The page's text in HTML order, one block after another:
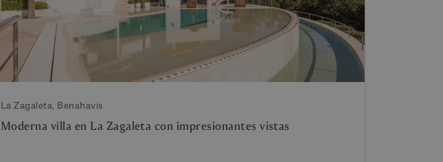
La Zagaleta, Benahavis
Moderna villa en La Zagaleta con impresionantes vistas